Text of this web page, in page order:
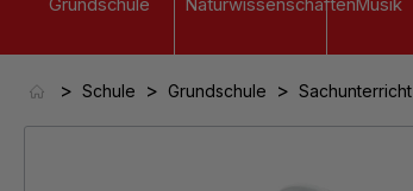
> Schule > Grundschule > Sachunterricht